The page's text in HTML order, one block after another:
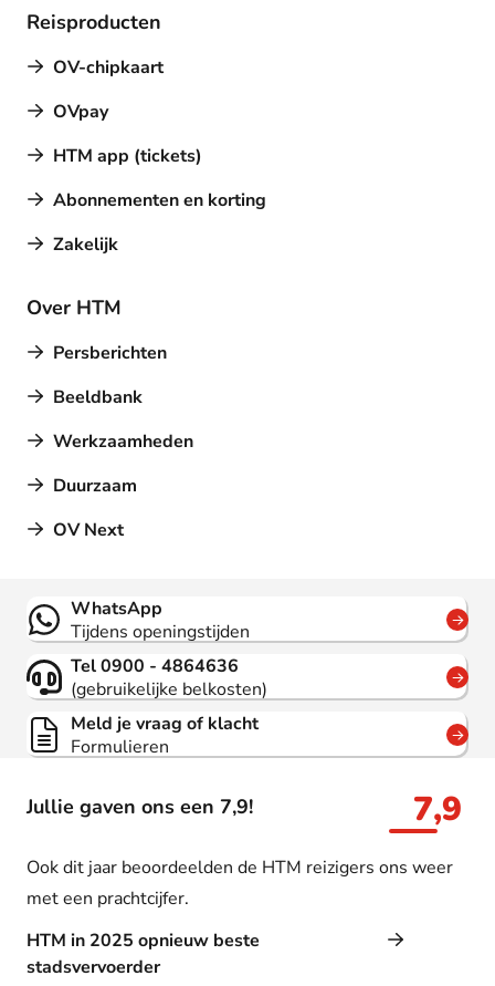
Reisproducten
OV-chipkaart
OVpay
HTM app (tickets)
Abonnementen en korting
Zakelijk
Over HTM
Persberichten
Beeldbank
Werkzaamheden
Duurzaam
OV Next
Jullie gaven ons een 7,9! 7,9
Ook dit jaar beoordeelden de HTM reizigers ons weer
met een prachtcijfer.
HTM in 2025 opnieuw beste
stadsvervoerder
Contact
WhatsApp
Tijdens openingstijden
Tel 0900 - 4864636
(gebruikelijke belkosten)
Meld je vraag of klacht
Formulieren